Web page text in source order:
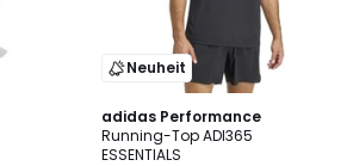
Neuheit
adidas Performance
Running-Top ADI365
ESSENTIALS
4,9
/ 5